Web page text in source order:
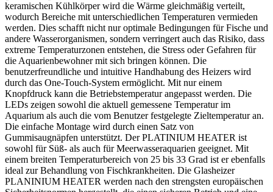
keramischen Kühlkörper wird die Wärme gleichmäßig verteilt,
wodurch Bereiche mit unterschiedlichen Temperaturen vermieden
werden. Dies schafft nicht nur optimale Bedingungen für Fische und
andere Wasserorganismen, sondern verringert auch das Risiko, dass
extreme Temperaturzonen entstehen, die Stress oder Gefahren für
die Aquarienbewohner mit sich bringen können. Die
benutzerfreundliche und intuitive Handhabung des Heizers wird
durch das One-Touch-System ermöglicht. Mit nur einem
Knopfdruck kann die Betriebstemperatur angepasst werden. Die
LEDs zeigen sowohl die aktuell gemessene Temperatur im
Aquarium als auch die vom Benutzer festgelegte Zieltemperatur an.
Die einfache Montage wird durch einen Satz von
Gummisaugnäpfen unterstützt. Der PLATINIUM HEATER ist
sowohl für Süß- als auch für Meerwasseraquarien geeignet. Mit
einem breiten Temperaturbereich von 25 bis 33 Grad ist er ebenfalls
ideal zur Behandlung von Fischkrankheiten. Die Glasheizer
PLANINIUM HEATER werden nach den strengsten europäischen